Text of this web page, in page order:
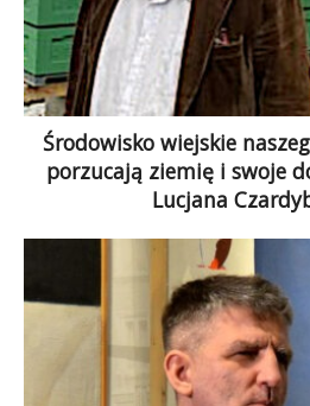
Środowisko wiejskie
porzucają ziemię i swoje
Lucjana
porośnięte pola, mijając
grupki biednych
dzwon pustego